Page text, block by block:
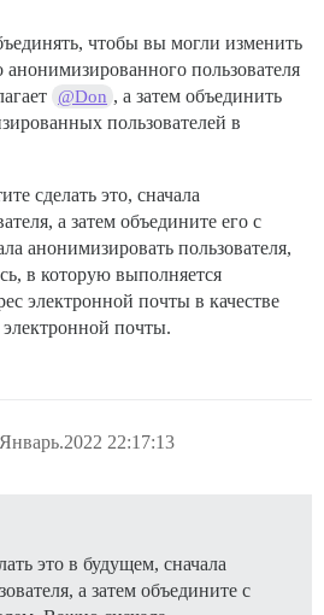
чтобы вы могли изменить
анонимизированного пользователя
@Don , а затем объединить
пользователей в
сделать это, сначала
а затем объедините его с
анонимизировать пользователя,
в которую выполняется
электронной почты в качестве
электронной почты.
22:17:13
это в будущем, сначала
а затем объедините с